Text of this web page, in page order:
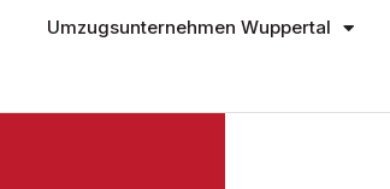
Umzugsunternehmen Wuppertal